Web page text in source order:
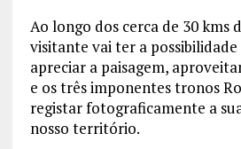
Ao longo dos cerca de 30 kms
visitante vai ter a possibilidade
apreciar a paisagem,
e os três imponentes tronos
registar fotograficamente a
nosso território.